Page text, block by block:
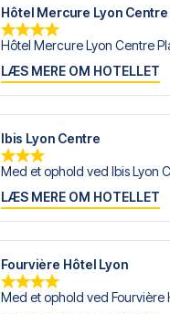
Hôtel Mercure Lyon
Hôtel Mercure Lyon Centre
LÆS MERE OM HOTELLET
Ibis Lyon Centre
Med et ophold ved Ibis Lyon
LÆS MERE OM HOTELLET
Fourvière Hôtel Lyon
Med et ophold ved Fourvière